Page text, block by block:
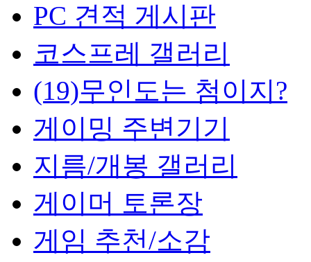
PC 견적 게시판
코스프레 갤러리
(19)무인도는 첨이지?
게이밍 주변기기
지름/개봉 갤러리
게이머 토론장
게임 추천/소감